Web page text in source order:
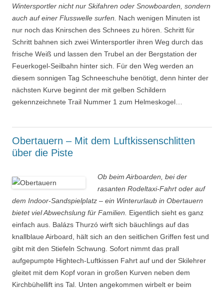
Wintersportler nicht nur Skifahren oder Snowboarden, sondern
auch auf einer Flusswelle surfen. Nach wenigen Minuten ist
nur noch das Knirschen des Schnees zu hören. Schritt für
Schritt bahnen sich zwei Wintersportler ihren Weg durch das
frische Weiß und lassen den Trubel an der Bergstation der
Feuerkogel-Seilbahn hinter sich. Für den Weg werden an
diesem sonnigen Tag Schneeschuhe benötigt, denn hinter der
nächsten Kurve beginnt der mit gelben Schildern
gekennzeichnete Trail Nummer 1 zum Helmeskogel…
Obertauern – Mit dem Luftkissenschlitten
über die Piste
Ob beim Airboarden, bei der
rasanten Rodeltaxi-Fahrt oder auf
dem Indoor-Sandspielplatz – ein Winterurlaub in Obertauern
bietet viel Abwechslung für Familien. Eigentlich sieht es ganz
einfach aus. Balázs Thurzó wirft sich bäuchlings auf das
knallblaue Airboard, hält sich an den seitlichen Griffen fest und
gibt mit den Stiefeln Schwung. Sofort nimmt das prall
aufgepumpte Hightech-Luftkissen Fahrt auf und der Skilehrer
gleitet mit dem Kopf voran in großen Kurven neben dem
Kirchbühellift ins Tal. Unten angekommen wirbelt er beim